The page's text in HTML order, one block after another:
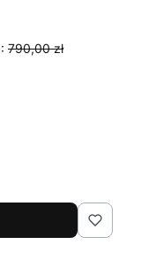
790,00 zł